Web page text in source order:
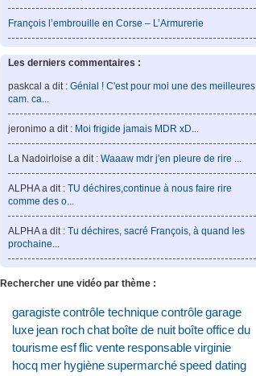
François l’embrouille en Corse – L’Armurerie
Les derniers commentaires :
paskcal a dit : Génial ! C'est pour moi une des meilleures
cam. ca...
jeronimo a dit : Moi frigide jamais MDR xD...
La Nadoirloise a dit : Waaaw mdr j'en pleure de rire ...
ALPHA a dit : TU déchires,continue à nous faire rire
comme des o...
ALPHA a dit : Tu déchires, sacré François, à quand les
prochaine...
Rechercher une vidéo par thème :
garagistecontrôle techniquecontrôlegarage
luxe jean rochchat boîte de nuit boîteoffice du
tourismeesfflic vente responsablevirginie
hocq mer hygiènesupermarchéspeed dating